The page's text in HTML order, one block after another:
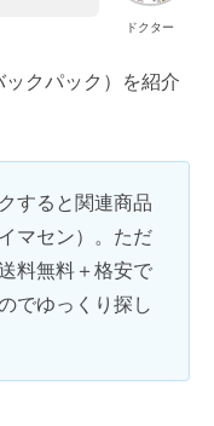
ドクター
クパック）を紹介
すると関連商品
マセン）。ただ
料無料＋格安で
でゆっくり探し